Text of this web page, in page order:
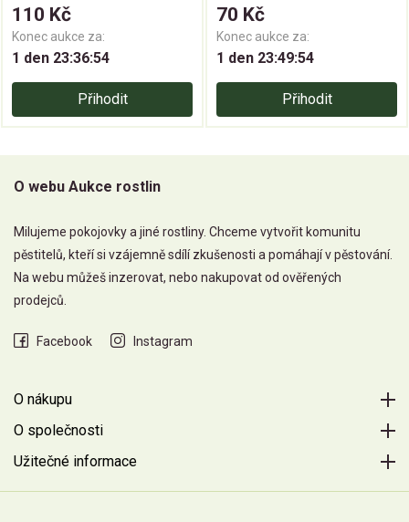
110 Kč
Konec aukce za:
1 den 23:36:53
Přihodit
70 Kč
Konec aukce za:
1 den 23:49:53
Přihodit
O webu Aukce rostlin
Milujeme pokojovky a jiné rostliny. Chceme vytvořit komunitu
pěstitelů, kteří si vzájemně sdílí zkušenosti a pomáhají v pěstování.
Na webu můžeš inzerovat, nebo nakupovat od ověřených
prodejců.
Facebook Instagram
O nákupu
O společnosti
Užitečné informace